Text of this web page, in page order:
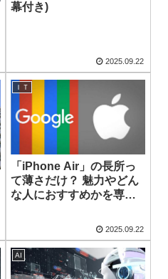
幕付き)
2025.09.22
ＩＴ
「iPhone Air」の長所っ
て薄さだけ？ 魅力やどん
な人におすすめかを専門
2025.09.22
AI